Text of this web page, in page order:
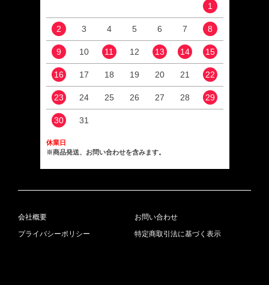
1
2 3 4 5 6 7 8
9 10 11 12 13 14 15
16 17 18 19 20 21 22
23 24 25 26 27 28 29
30 31
休業日
※商品発送、お問い合わせを含みます。
会社概要
お問い合わせ
プライバシーポリシー
特定商取引法に基づく表示